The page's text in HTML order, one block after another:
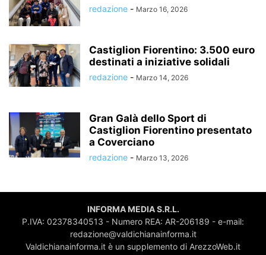
redazione - Marzo 16, 2026
Castiglion Fiorentino: 3.500 euro
destinati a iniziative solidali
redazione - Marzo 14, 2026
Gran Galà dello Sport di
Castiglion Fiorentino presentato
a Coverciano
redazione - Marzo 13, 2026
INFORMA MEDIA S.R.L.
P.IVA: 02378340513 - Numero REA: AR-206189 - e-mail:
redazione@valdichianainforma.it
Valdichianainforma.it è un supplemento di ArezzoWeb.it